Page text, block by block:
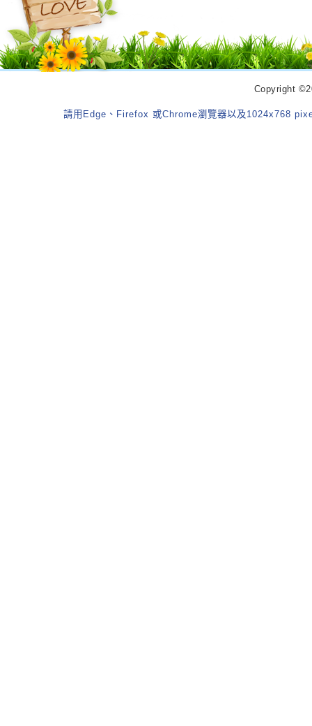
Copyright
請用Edge、Firefox 或Chrome瀏覽器以及1024x768